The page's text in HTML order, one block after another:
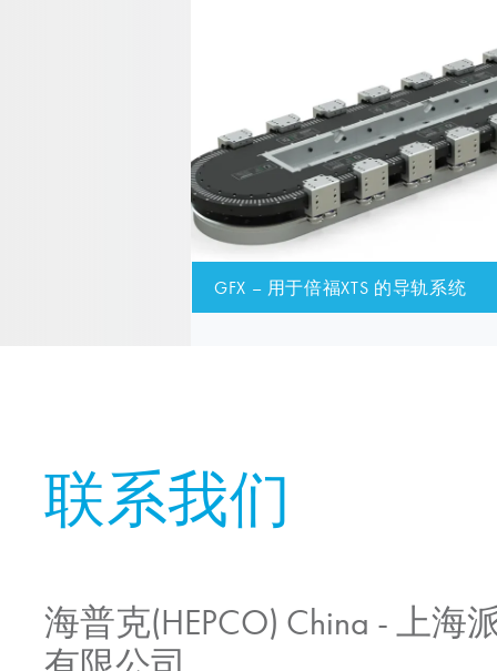
GFX – 用于倍福XTS 的导轨系统
联系我们
海普克(HEPCO) China - 上海